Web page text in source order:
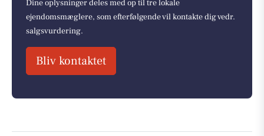
Dine oplysninger deles med op til tre lokale
ejendomsmæglere, som efterfølgende vil kontakte dig vedr.
salgsvurdering.
Bliv kontaktet